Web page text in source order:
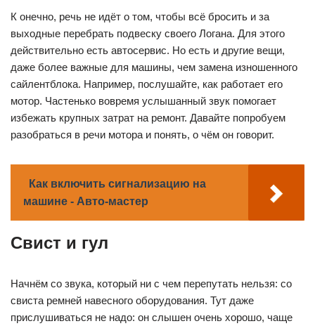
К онечно, речь не идёт о том, чтобы всё бросить и за
выходные перебрать подвеску своего Логана. Для этого
действительно есть автосервис. Но есть и другие вещи,
даже более важные для машины, чем замена изношенного
сайлентблока. Например, послушайте, как работает его
мотор. Частенько вовремя услышанный звук помогает
избежать крупных затрат на ремонт. Давайте попробуем
разобраться в речи мотора и понять, о чём он говорит.
Как включить сигнализацию на
машине - Авто-мастер
Свист и гул
Начнём со звука, который ни с чем перепутать нельзя: со
свиста ремней навесного оборудования. Тут даже
прислушиваться не надо: он слышен очень хорошо, чаще